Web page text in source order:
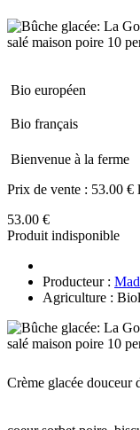
Bio européen
Bio français
Bienvenue à la ferme
Prix de vente : 53.00 €
53.00 €
Produit indisponible
Producteur :
Agriculture :
Crème glacée douceur